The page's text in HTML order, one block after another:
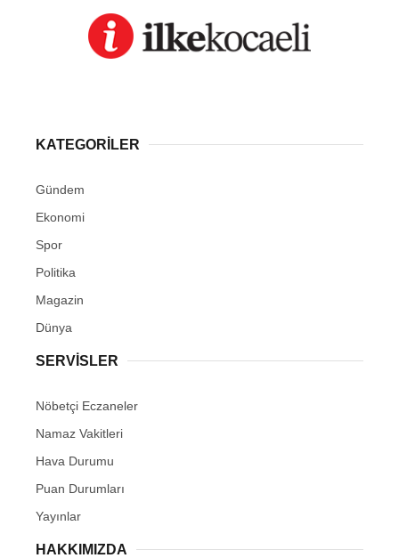
KATEGORİLER
Gündem
Ekonomi
Spor
Politika
Magazin
Dünya
SERVİSLER
Nöbetçi Eczaneler
Namaz Vakitleri
Hava Durumu
Puan Durumları
Yayınlar
HAKKIMIZDA